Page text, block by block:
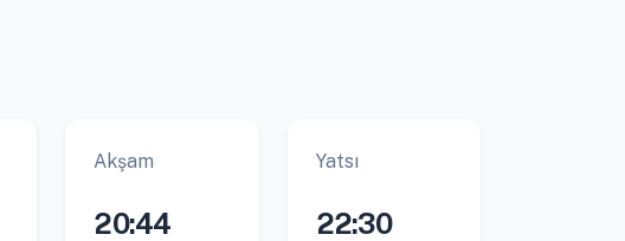
Akşam
20:44
Yatsı
22:30